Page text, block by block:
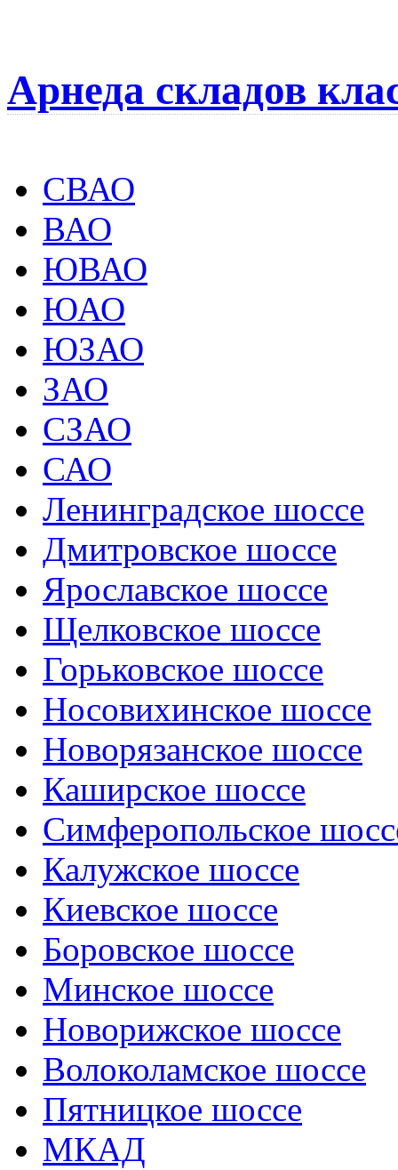
Арнеда складов
СВАО
ВАО
ЮВАО
ЮАО
ЮЗАО
ЗАО
СЗАО
САО
Ленинградское шоссе
Дмитровское шоссе
Ярославское шоссе
Щелковское шоссе
Горьковское шоссе
Носовихинское шоссе
Новорязанское шоссе
Каширское шоссе
Симферопольское
Калужское шоссе
Киевское шоссе
Боровское шоссе
Минское шоссе
Новорижское шоссе
Волоколамское шоссе
Пятницкое шоссе
МКАД